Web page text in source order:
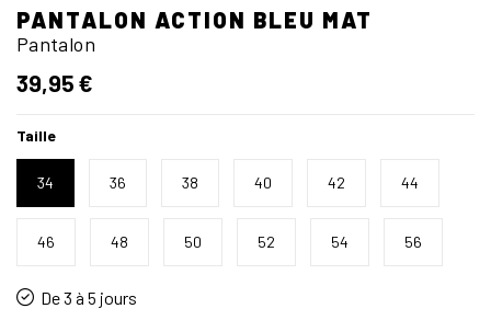
PANTALON ACTION BLEU MAT
Pantalon
39,95 €
Taille
34 36 38 40 42 44
46 48 50 52 54 56
De 3 à 5 jours